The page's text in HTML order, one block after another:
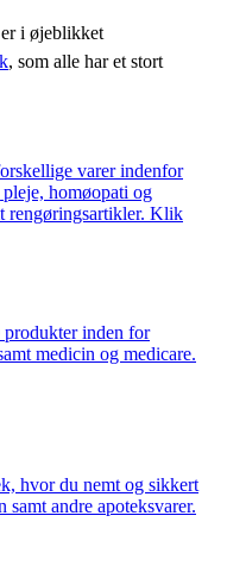
i øjeblikket
, som alle har et stort
varer indenfor
homøopati og
rengøringsartikler. Klik
produkter inden for
medicin og medicare.
hvor du nemt og sikkert
andre apoteksvarer.